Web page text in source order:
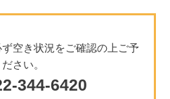
空き状況をご確認の上ご予
さい。
344-6420